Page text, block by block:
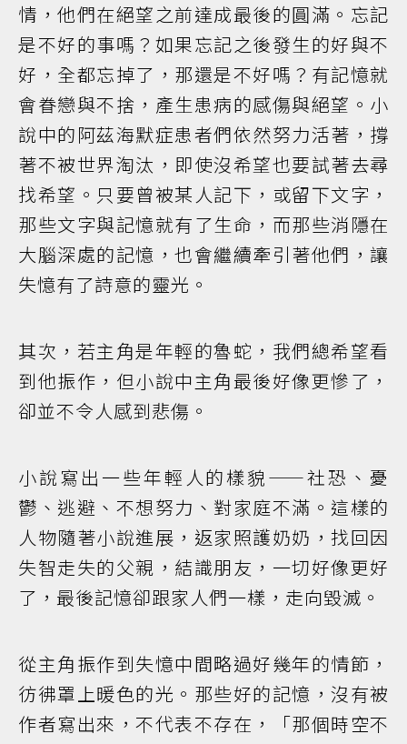
情，他們在絕望之前達成最後的圓滿。忘記
是不好的事嗎？如果忘記之後發生的好與不
好，全都忘掉了，那還是不好嗎？有記憶就
會眷戀與不捨，產生患病的感傷與絕望。小
說中的阿茲海默症患者們依然努力活著，撐
著不被世界淘汰，即使沒希望也要試著去尋
找希望。只要曾被某人記下，或留下文字，
那些文字與記憶就有了生命，而那些消隱在
大腦深處的記憶，也會繼續牽引著他們，讓
失憶有了詩意的靈光。
其次，若主角是年輕的魯蛇，我們總希望看
到他振作，但小說中主角最後好像更慘了，
卻並不令人感到悲傷。
小說寫出一些年輕人的樣貌——社恐、憂
鬱、逃避、不想努力、對家庭不滿。這樣的
人物隨著小說進展，返家照護奶奶，找回因
失智走失的父親，結識朋友，一切好像更好
了，最後記憶卻跟家人們一樣，走向毀滅。
從主角振作到失憶中間略過好幾年的情節，
彷彿罩上暖色的光。那些好的記憶，沒有被
作者寫出來，不代表不存在，「那個時空不